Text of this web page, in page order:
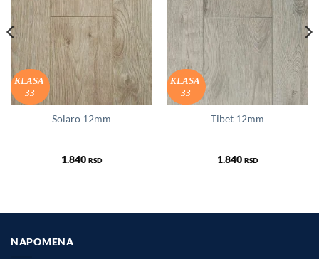
KLASA
33
Solaro 12mm
1.840 RSD
KLASA
33
Tibet 12mm
1.840 RSD
NAPOMENA